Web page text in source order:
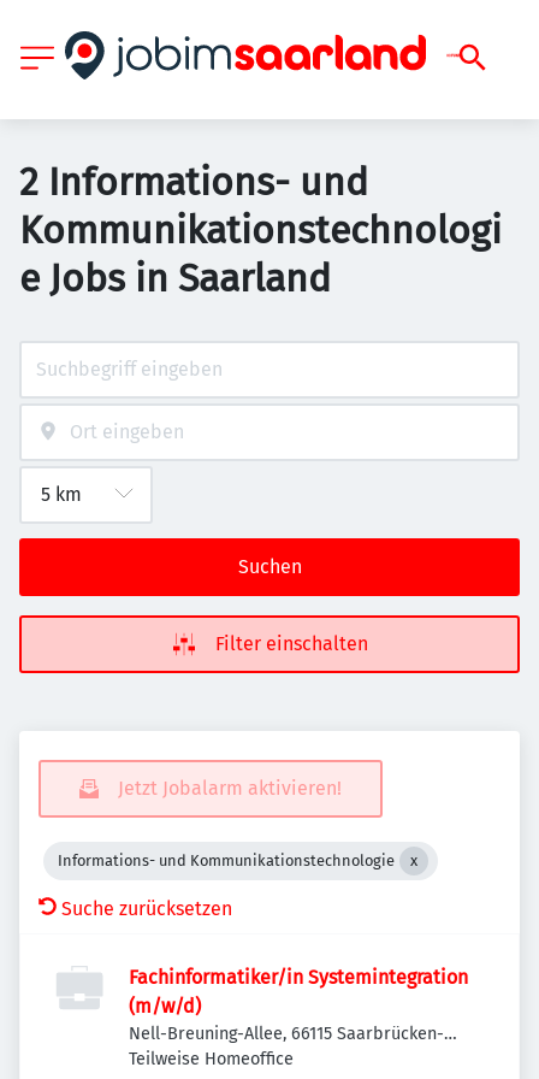
2 Informations- und
Kommunikationstechnologi
e Jobs in Saarland
Suchen
Filter einschalten
Jetzt Jobalarm aktivieren!
Informations- und Kommunikationstechnologie
Suche zurücksetzen
Fachinformatiker/in Systemintegration
(m/w/d)
Nell-Breuning-Allee, 66115 Saarbrücken-
West, Deutschland
Teilweise Homeoffice